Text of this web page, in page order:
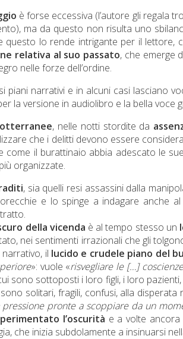
è forse eccessiva (l’autore gli regala
ma da questo non risulta uno
questo lo rende intrigante per il lettore,
relativa al suo passato, che emerge
nelle forze dell’ordine.
piani narrativi e in alcuni casi lasciano
la versione in audiolibro e la bella voce
, nelle notti stordite da
che i delitti devono essere
come il burattinaio abbia adescato le
organizzate.
, sia quelli resi assassini dalla
e lo spinge a indagare anche
della vicenda è al tempo stesso un
nei sentimenti irrazionali che gli
narrativo, il lucido e crudele piano del
»: vuole «risvegliare le […] coscienze
sono sottoposti i loro figli, i loro
solitari, fragili, confusi, alla
pronte a scoppiare da un
l’oscurità e a volte
che inizia subdolamente a insinuarsi